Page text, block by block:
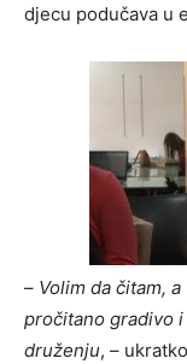
djecu podučava u
– Volim da čitam,
pročitano gradivo
druženju, –